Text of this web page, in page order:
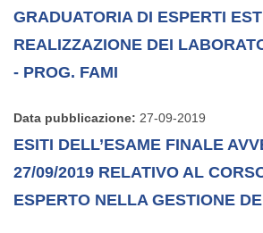
GRADUATORIA DI ESPERTI
REALIZZAZIONE DEI
- PROG. FAMI
Data pubblicazione: 27-09-2019
ESITI DELL’ESAME FINALE
27/09/2019 RELATIVO AL
ESPERTO NELLA GESTIONE